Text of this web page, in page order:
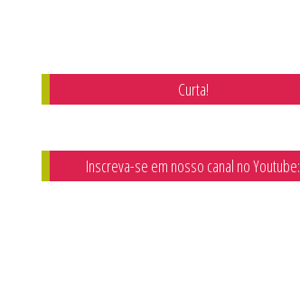
Curta!
Inscreva-se em nosso canal no Youtube: